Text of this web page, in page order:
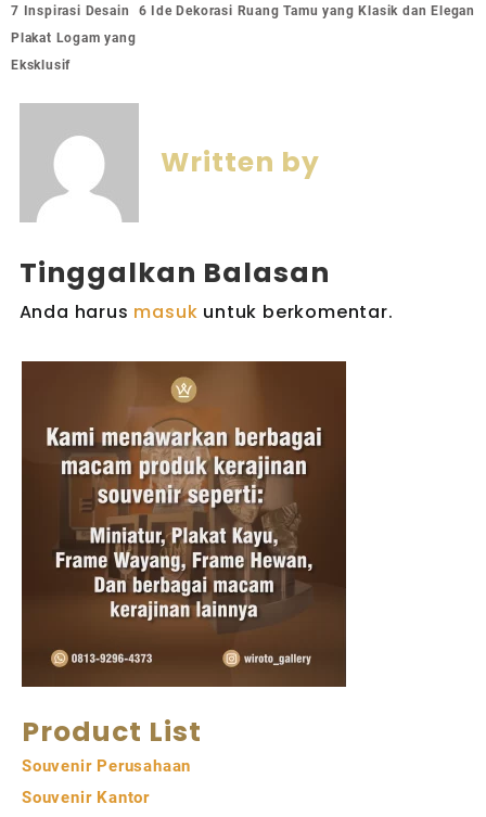
7 Inspirasi Desain
Plakat Logam yang
Eksklusif
6 Ide Dekorasi Ruang Tamu yang Klasik dan Elegan
Written by
Tinggalkan Balasan
Anda harus masuk untuk berkomentar.
Product List
Souvenir Perusahaan
Souvenir Kantor